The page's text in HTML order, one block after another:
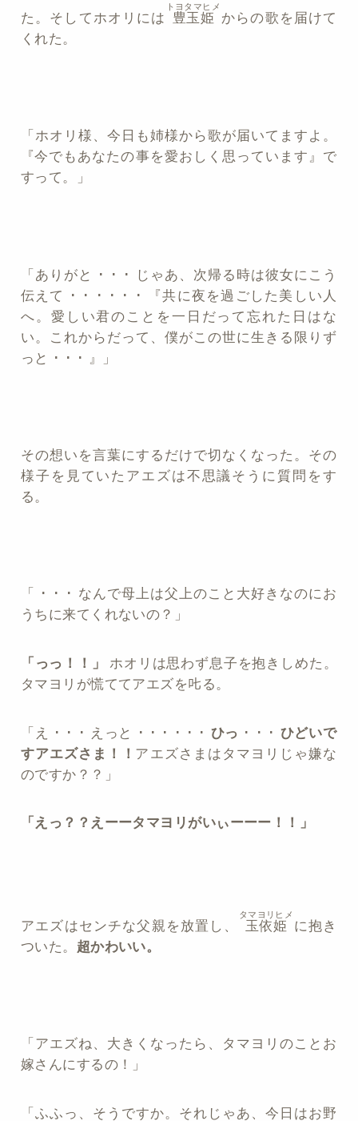
た。そしてホオリには
豊玉姫
トヨタマヒメ
からの歌を届けて
くれた。
「ホオリ様、今日も姉様から歌が届いてますよ。
『今でもあなたの事を愛おしく思っています 』で
すって。」
「ありがと ･ ･ ･ じゃあ、次帰る時は彼女にこう
伝えて ･ ･ ･ ･ ･ ･ 『共に夜を過ごした美しい人
へ。愛しい君のことを一日だって忘れた日はな
い。これからだって、僕がこの世に生きる限りず
っと ･ ･ ･
』」
その想いを言葉にするだけで切なくなった。その
様子を見ていたアエズは不思議そうに質問をす
る。
「 ･ ･ ･ なんで母上は父上のこと大好きなのにお
うちに来てくれないの？」
「っっ！！」 ホオリは思わず息子を抱きしめた。
タマヨリが慌ててアエズを𠮟る。
「え ･ ･ ･ えっと ･ ･ ･ ･ ･ ･ ひっ ･ ･ ･ ひどいで
すアエズさま！！ アエズさまはタマヨリじゃ嫌な
のですか？？」
「えっ？？えーータマヨリがいぃーーー！！」
アエズはセンチな父親を放置し、 玉依姫
タマヨリヒメ
に抱き
ついた。 超かわいい。
「アエズね、大きくなったら、タマヨリのことお
嫁さんにするの！」
「ふふっ、そうですか。それじゃあ、今日はお野